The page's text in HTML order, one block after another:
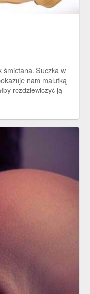
śmietana. Suczka w
nam malutką
rozdziewiczyć ją